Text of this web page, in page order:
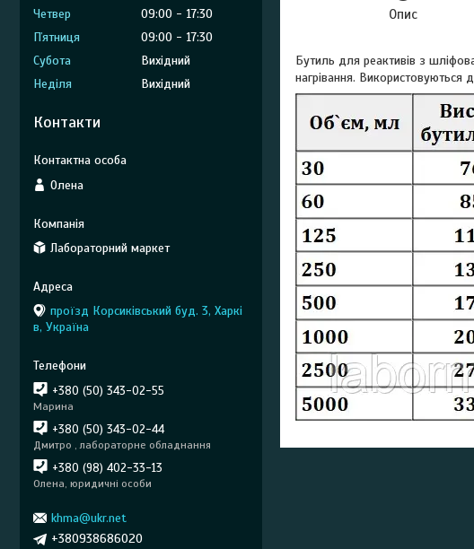
Опис
Бутиль для реактивів з
нагрівання. Використовуються
Четвер
09:00
17:30
Пʼятниця
09:00
17:30
Субота
Вихідний
Неділя
Вихідний
Контакти
Олена
Лабораторний маркет
проїзд Корсиківський буд. 3, Харкі
в, Україна
+380 (50) 343-02-55
Марина
+380 (50) 343-02-44
Дмитро , лабораторне обладнання
+380 (98) 402-33-13
Олена, юридичні особи
khma@ukr.net
+380938686020